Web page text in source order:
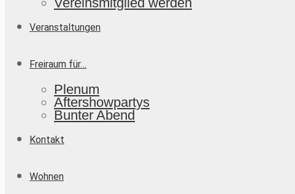
Veranstaltungen
Freiraum für…
Plenum
Aftershowpartys
Bunter Abend
Kontakt
Wohnen